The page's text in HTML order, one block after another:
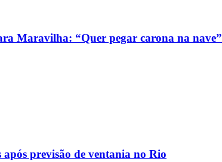
Maravilha: “Quer pegar carona na nave”
após previsão de ventania no Rio